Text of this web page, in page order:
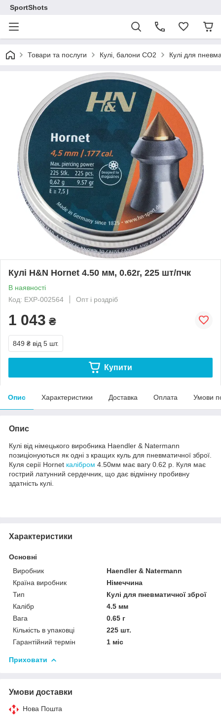
SportShots
Товари та послуги Кулі, балони СО2 Кулі для
Кулі H&N Hornet 4.50 мм, 0.62г, 225 шт/пчк
В наявності
Код: EXP-002564
Опт і роздріб
1 043 ₴
849 ₴ від 5 шт.
Купити
Опис Характеристики Доставка Оплата Умови
Опис
Кулі від німецького виробника Haendler & Natermann
позиціонуються як одні з кращих куль для пневматичної зброї.
Куля серії Hornet калібром 4 .50мм має вагу 0.62 р. Куля має
гострий латунний сердечник, що дає відмінну пробивну
здатність кулі.
Характеристики
Основні
Виробник
Haendler & Natermann
Країна виробник
Німеччина
Тип
Кулі для пневматичної зброї
Калібр
4.5 мм
Вага
0.65 г
Кількість в упаковці
225 шт.
Гарантійний термін
1 міс
Приховати
Умови доставки
Нова Пошта